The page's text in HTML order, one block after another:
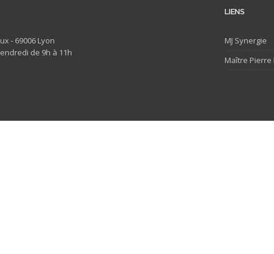
- 69006 Lyon
de 9h à 11h
LIENS
MJ Synergie
Maître Pierre